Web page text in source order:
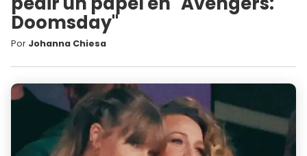
Doomsday"
Por Johanna Chiesa